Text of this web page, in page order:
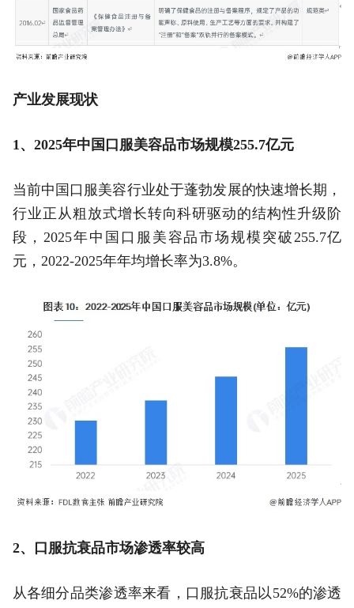
产业发展现状
1、2025年中国口服美容品市场规模255.7亿元
当前中国口服美容行业处于蓬勃发展的快速增长期，
行业正从粗放式增长转向科研驱动的结构性升级阶
段，2025年中国口服美容品市场规模突破255.7亿
元，2022-2025年年均增长率为3.8%。
2、口服抗衰品市场渗透率较高
从各细分品类渗透率来看，口服抗衰品以52%的渗透